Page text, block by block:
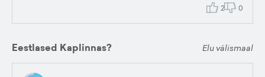
2 0
Eestlased Kaplinnas? Elu välismaal